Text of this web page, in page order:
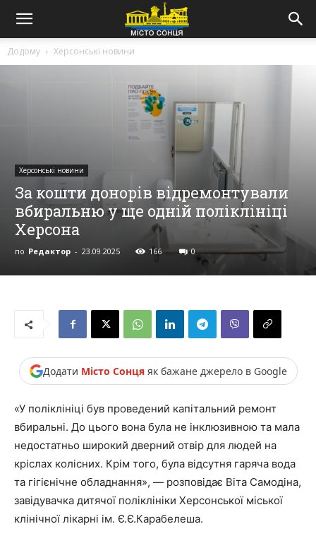
Додому Херсонські новини
Херсонські новини
За кошти донорів відремонтували
вбиральню у ще одній поліклініці
Херсона
по Редактор - 23.09.2025 166 0
Додати Місто Сонцяяк бажане джерело в Google
«У поліклініці був проведений капітальний ремонт
вбиральні. До цього вона була не інклюзивною та мала
недостатньо широкий дверний отвір для людей на
кріслах колісних. Крім того, була відсутня гаряча вода
та гігієнічне обладнання», — розповідає Віта Самодіна,
завідувачка дитячої поліклініки Херсонської міської
клінічної лікарні ім. Є.Є.Карабелеша.